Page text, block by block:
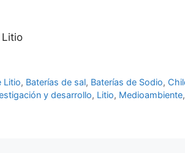
Litio
Litio, Baterías de sal, Baterías de Sodio,
y desarrollo, Litio, Medioambiente,